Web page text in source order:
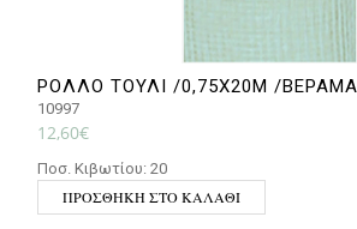
ΡΟΛΛΟ ΤΟΥΛΙ /0,75Χ20Μ /
10997
12,60€
Ποσ. Κιβωτίου: 20
ΠΡΟΣΘΉΚΗ ΣΤΟ ΚΑΛΆΘΙ